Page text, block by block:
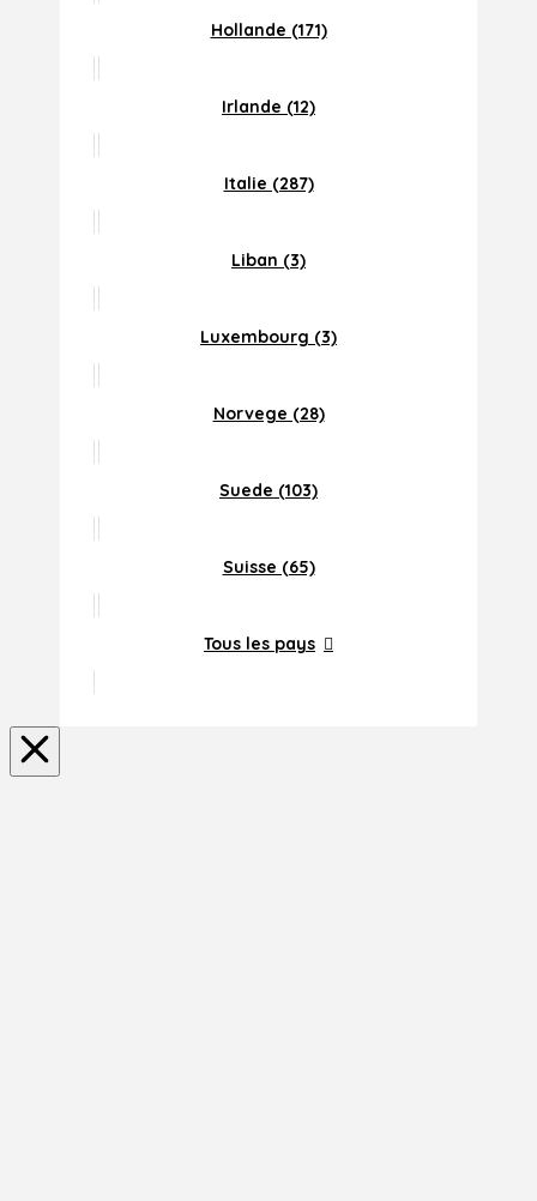
Hollande (171)
Irlande (12)
Italie (287)
Liban (3)
Luxembourg (3)
Norvege (28)
Suede (103)
Suisse (65)
Tous les pays